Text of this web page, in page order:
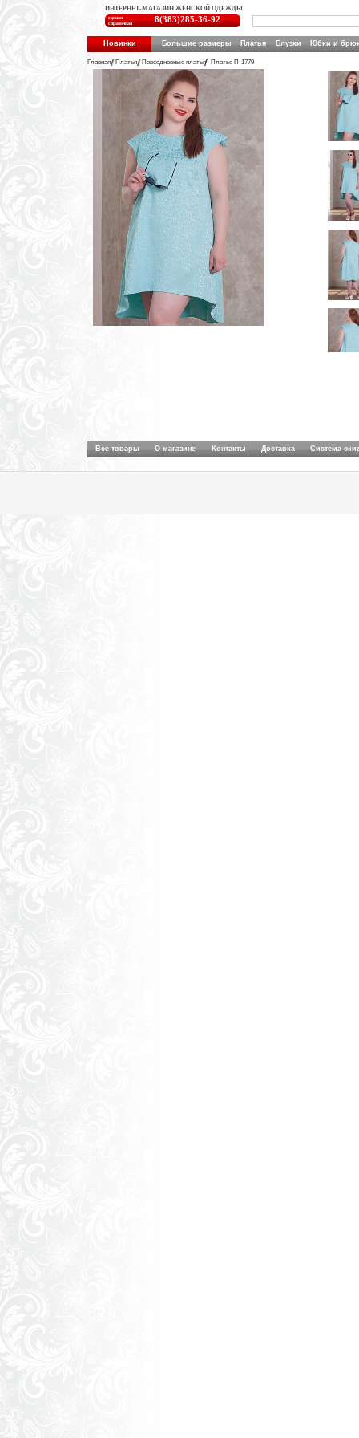
ИНТЕРНЕТ-МАГАЗИН ЖЕНСКОЙ ОДЕЖДЫ
единая
справочная
8(383)285-36-92
Новинки Большие размеры Платья Блузки Юбки и
Главная Платья Повседневные платья Платье П-1779
Все товары О магазине Контакты Доставка Система